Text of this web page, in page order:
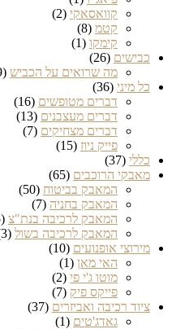
קוואסאקי (2)
קטמ (8)
קימקו (1)
כבישים (26)
מה שרואים על הכביש (9)
כל מיני (36)
דברים מטופשים (16)
דברים מעצבנים (13)
דברים מצחיקים (7)
פייק ניוז (15)
כללי (37)
מאבקי הרוכבים (65)
המאבק בביטוח (50)
המאבק בחניה (7)
המאבק לרכיבה בנת"צ (5)
המאבק לרכיבה בשול (3)
מירוצי אופנועים (10)
האי מאן (1)
מוטו ג'י פי (2)
פייקס פיק (7)
ציוד רכיבה ואביזרים (37)
גאדג'טים (1)